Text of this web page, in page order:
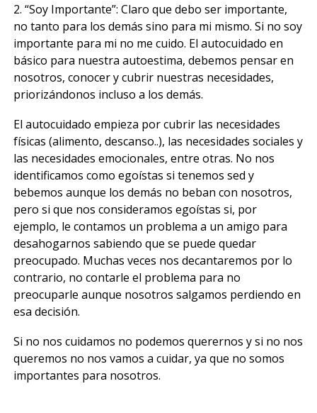
2. “Soy Importante”: Claro que debo ser importante,
no tanto para los demás sino para mi mismo. Si no soy
importante para mi no me cuido. El autocuidado en
básico para nuestra autoestima, debemos pensar en
nosotros, conocer y cubrir nuestras necesidades,
priorizándonos incluso a los demás.
El autocuidado empieza por cubrir las necesidades
físicas (alimento, descanso..), las necesidades sociales y
las necesidades emocionales, entre otras. No nos
identificamos como egoístas si tenemos sed y
bebemos aunque los demás no beban con nosotros,
pero si que nos consideramos egoístas si, por
ejemplo, le contamos un problema a un amigo para
desahogarnos sabiendo que se puede quedar
preocupado. Muchas veces nos decantaremos por lo
contrario, no contarle el problema para no
preocuparle aunque nosotros salgamos perdiendo en
esa decisión.
Si no nos cuidamos no podemos querernos y si no nos
queremos no nos vamos a cuidar, ya que no somos
importantes para nosotros.